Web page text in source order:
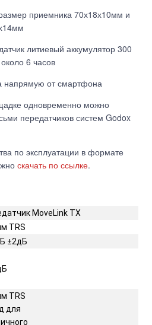
приемника 70х18х10мм и
литиевый аккумулятор 300
6 часов
напрямую от смартфона
одновременно можно
передатчиков систем Godox
по эксплуатации в формате
скачать по ссылке.
MoveLink TX
TRS
±2дБ
TRS
для